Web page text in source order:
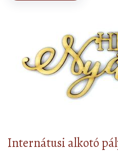
Internátusi alkotó